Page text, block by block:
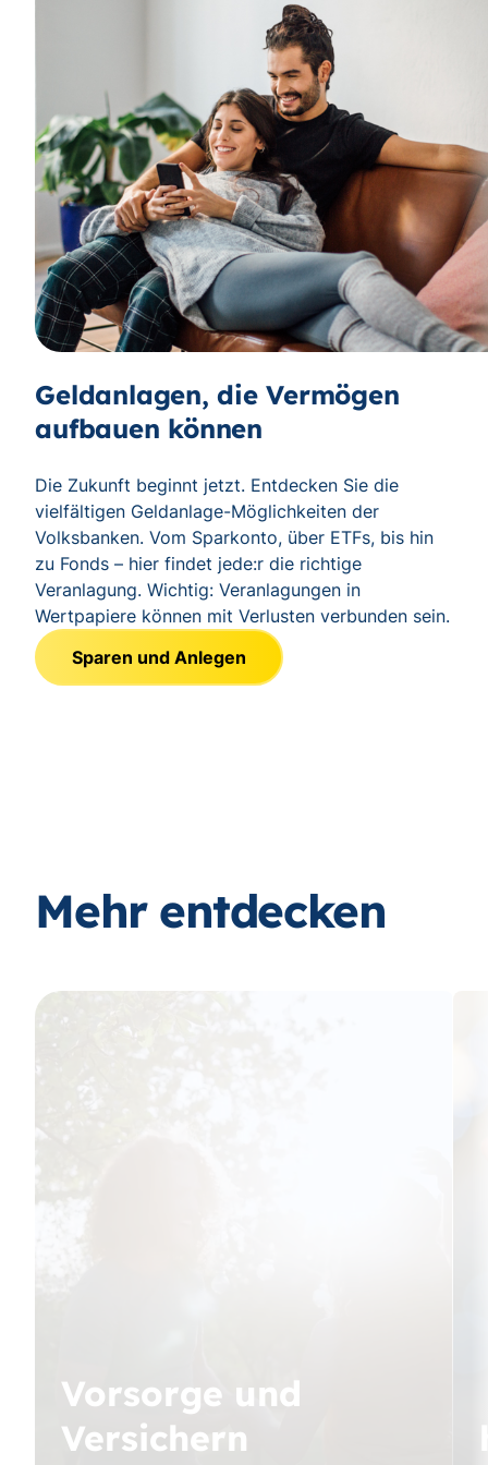
Geldanlagen, die Vermögen
aufbauen können
Die Zukunft beginnt jetzt. Entdecken Sie die
vielfältigen Geldanlage-Möglichkeiten der
Volksbanken. Vom Sparkonto, über ETFs, bis hin
zu Fonds – hier findet jede:r die richtige
Veranlagung. Wichtig: Veranlagungen in
Wertpapiere können mit Verlusten verbunden sein.
Sparen und Anlegen
Mehr entdecken
Vorsorge und
Versichern